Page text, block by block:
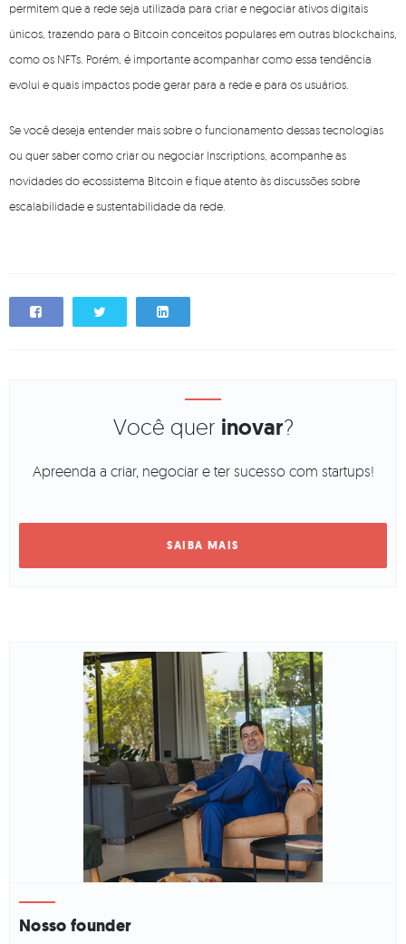
permitem que a rede seja utilizada para criar e negociar ativos digitais
únicos, trazendo para o Bitcoin conceitos populares em outras blockchains,
como os NFTs. Porém, é importante acompanhar como essa tendência
evolui e quais impactos pode gerar para a rede e para os usuários.
Se você deseja entender mais sobre o funcionamento dessas tecnologias
ou quer saber como criar ou negociar Inscriptions, acompanhe as
novidades do ecossistema Bitcoin e fique atento às discussões sobre
escalabilidade e sustentabilidade da rede.
Você quer inovar?
Apreenda a criar, negociar e ter sucesso com startups!
Nosso founder